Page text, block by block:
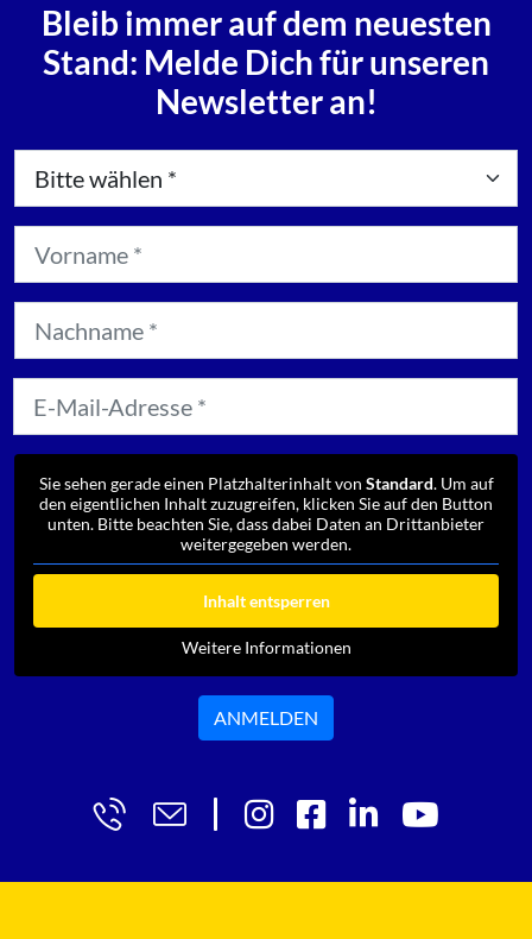
Bleib immer auf dem neuesten
Stand: Melde Dich für unseren
Newsletter an!
Sie sehen gerade einen Platzhalterinhalt von Standard. Um auf
den eigentlichen Inhalt zuzugreifen, klicken Sie auf den Button
unten. Bitte beachten Sie, dass dabei Daten an Drittanbieter
weitergegeben werden.
Inhalt entsperren
Weitere Informationen
ANMELDEN